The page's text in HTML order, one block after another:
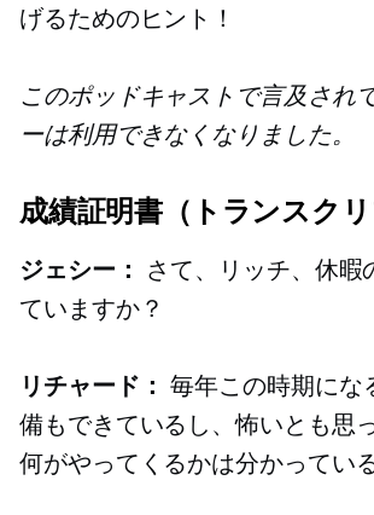
げるためのヒント！
このポッドキャストで言及され
ーは利用できなくなりました。
成績証明書（トランスクリ
ジェシー：
さて、リッチ、休暇
ていますか？
リチャード： 毎年この時期にな
備もできているし、怖いとも思
何がやってくるかは分かってい